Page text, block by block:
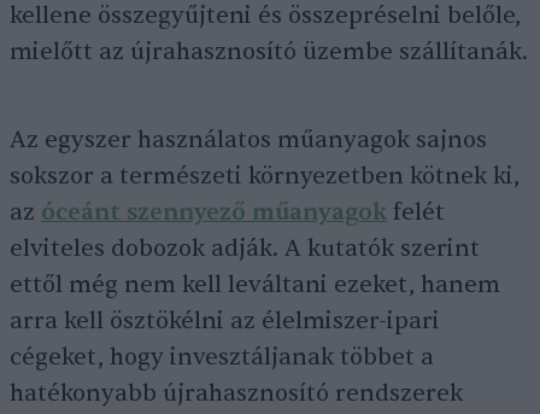
kellene összegyűjteni és összepréselni belőle,
mielőtt az újrahasznosító üzembe szállítanák.
Az egyszer használatos műanyagok sajnos
sokszor a természeti környezetben kötnek ki,
az óceánt szennyező műanyagok felét
elviteles dobozok adják. A kutatók szerint
ettől még nem kell leváltani ezeket, hanem
arra kell ösztökélni az élelmiszer-ipari
cégeket, hogy invesztáljanak többet a
hatékonyabb újrahasznosító rendszerek